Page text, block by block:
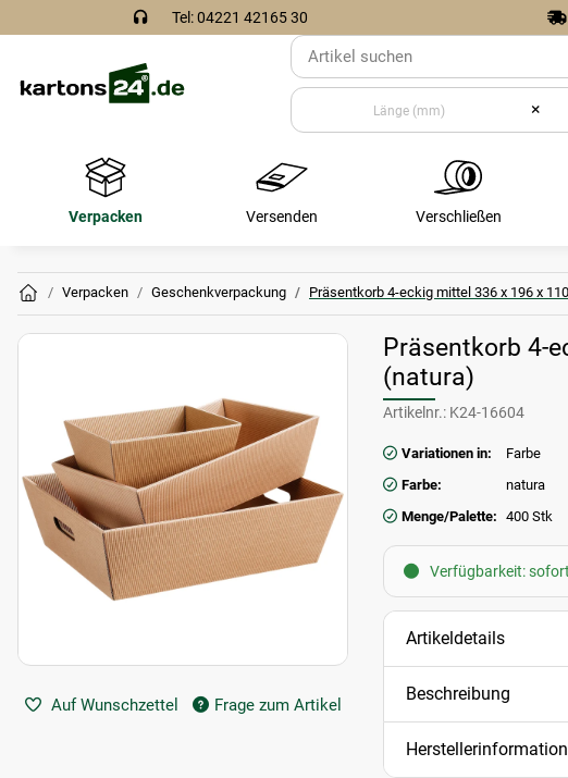
Tel: 04221 42165 30
×
Verpacken Versenden Verschließen
Verpacken Geschenkverpackung Präsentkorb 4-eckig mittel 336 x 196 x
Auf Wunschzettel Frage zum Artikel
Präsentkorb 4-
(natura)
Artikelnr.: K24-16604
Variationen in: Farbe
Farbe:
natura
Menge/Palette: 400 Stk
Verfügbarkeit:
Artikeldetails
Beschreibung